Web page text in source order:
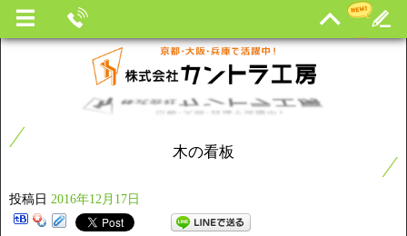
木の看板
投稿日 2016年12月17日